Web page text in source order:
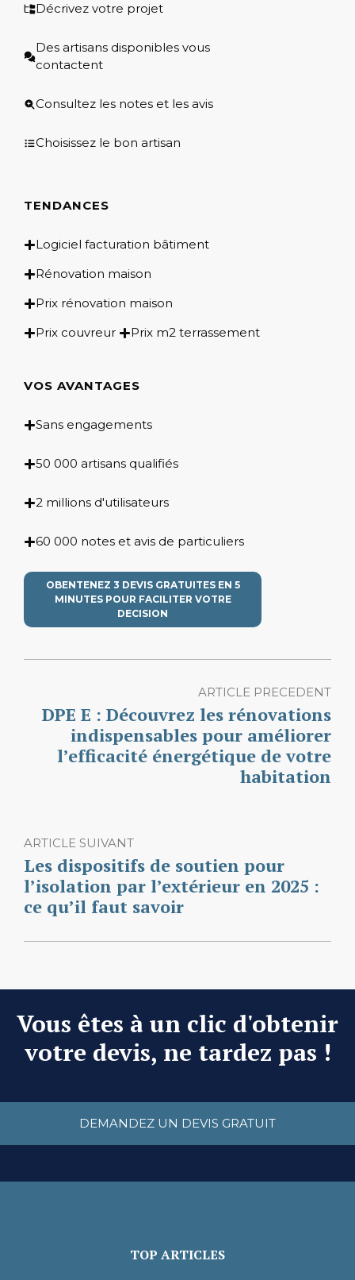
Décrivez votre projet
Des artisans disponibles vous
contactent
Consultez les notes et les avis
Choisissez le bon artisan
TENDANCES
Logiciel facturation bâtiment
Rénovation maison
Prix rénovation maison
Prix couvreur
Prix m2 terrassement
VOS AVANTAGES
Sans engagements
50 000 artisans qualifiés
2 millions d'utilisateurs
60 000 notes et avis de particuliers
OBENTENEZ 3 DEVIS GRATUITES EN 5
MINUTES POUR FACILITER VOTRE
DECISION
ARTICLE PRECEDENT
DPE E : Découvrez les rénovations
indispensables pour améliorer
l’efficacité énergétique de votre
habitation
ARTICLE SUIVANT
Les dispositifs de soutien pour
l’isolation par l’extérieur en 2025 :
ce qu’il faut savoir
Vous êtes à un clic d'obtenir
votre devis, ne tardez pas !
DEMANDEZ UN DEVIS GRATUIT
TOP ARTICLES